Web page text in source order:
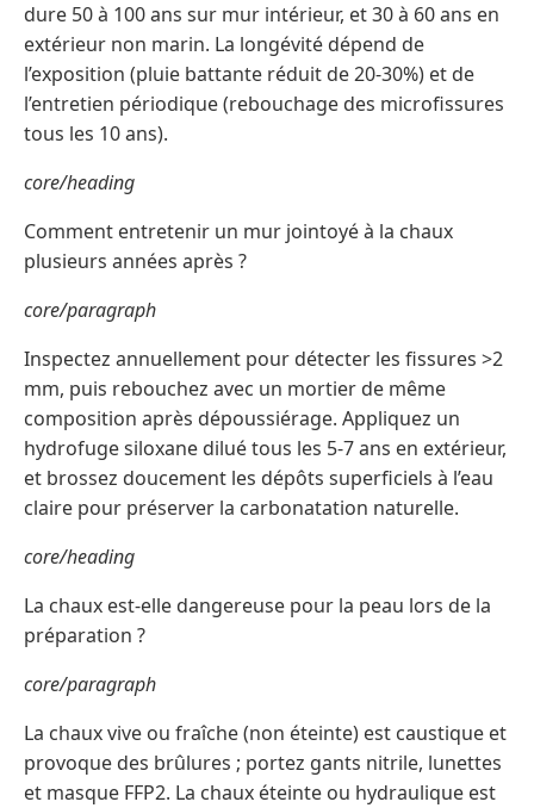
dure 50 à 100 ans sur mur intérieur, et 30 à 60 ans en
extérieur non marin. La longévité dépend de
l’exposition (pluie battante réduit de 20-30%) et de
l’entretien périodique (rebouchage des microfissures
tous les 10 ans).
core/heading
Comment entretenir un mur jointoyé à la chaux
plusieurs années après ?
core/paragraph
Inspectez annuellement pour détecter les fissures >2
mm, puis rebouchez avec un mortier de même
composition après dépoussiérage. Appliquez un
hydrofuge siloxane dilué tous les 5-7 ans en extérieur,
et brossez doucement les dépôts superficiels à l’eau
claire pour préserver la carbonatation naturelle.
core/heading
La chaux est-elle dangereuse pour la peau lors de la
préparation ?
core/paragraph
La chaux vive ou fraîche (non éteinte) est caustique et
provoque des brûlures ; portez gants nitrile, lunettes
et masque FFP2. La chaux éteinte ou hydraulique est